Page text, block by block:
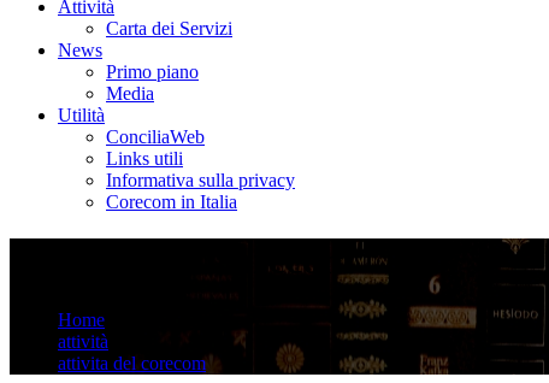
Attività
Carta dei Servizi
News
Primo piano
Media
Utilità
ConciliaWeb
Links utili
Informativa sulla privacy
Corecom in Italia
Attività del Corecom
Home
attività
attivita del corecom